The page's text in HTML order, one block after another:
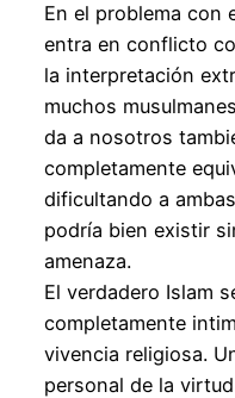
En el problema con
entra en conflicto
la interpretación
muchos
da a nosotros
completamente
dificultando a
podría bien existir
amenaza.
El verdadero Islam
completamente
vivencia religiosa.
personal de la